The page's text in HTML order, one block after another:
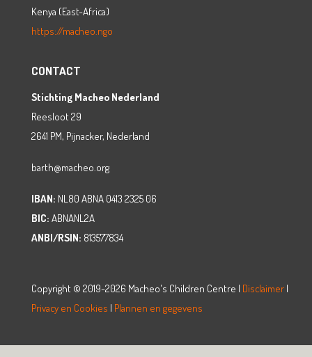
Kenya (East-Africa)
https://macheo.ngo
CONTACT
Stichting Macheo Nederland
Reesloot 29
2641 PM, Pijnacker, Nederland
barth@macheo.org
IBAN: NL80 ABNA 0413 2325 06
BIC: ABNANL2A
ANBI/RSIN: 813577834
Copyright © 2019-2026 Macheo's Children Centre | Disclaimer |
Privacy en Cookies | Plannen en gegevens